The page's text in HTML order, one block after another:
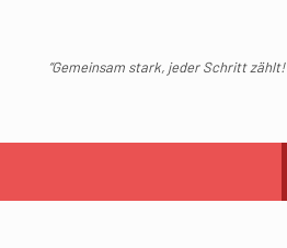
“Gemeinsam stark, jeder Schritt zählt!